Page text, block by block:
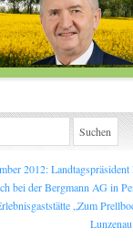
2012: Landtagspräsident
bei der Bergmann AG in
„Zum